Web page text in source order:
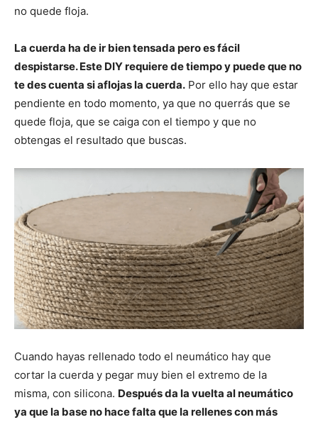
no quede floja.
La cuerda ha de ir bien tensada pero es fácil
despistarse. Este DIY requiere de tiempo y puede que no
te des cuenta si aflojas la cuerda. Por ello hay que estar
pendiente en todo momento, ya que no querrás que se
quede floja, que se caiga con el tiempo y que no
obtengas el resultado que buscas.
Cuando hayas rellenado todo el neumático hay que
cortar la cuerda y pegar muy bien el extremo de la
misma, con silicona. Después da la vuelta al neumático
ya que la base no hace falta que la rellenes con más